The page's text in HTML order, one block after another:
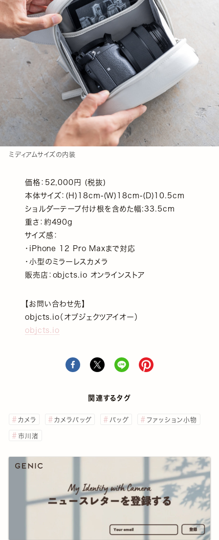
ミディアムサイズの内装
価格：52,000円 (税抜)
本体サイズ：(H)18cm-(W)18cm-(D)10.5cm
ショルダーテープ付け根を含めた幅:33.5cm
重さ：約490g
サイズ感：
・iPhone 12 Pro Maxまで対応
・小型のミラーレスカメラ
販売店：objcts.io オンラインストア
【お問い合わせ先】
objcts.io（オブジェクツアイオー）
objcts.io
関連するタグ
カメラ カメラバッグ バッグ ファッション小物
市川渚